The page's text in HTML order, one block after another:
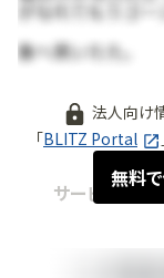
法人向け
「BLITZ Portal
無料
サービス紹介